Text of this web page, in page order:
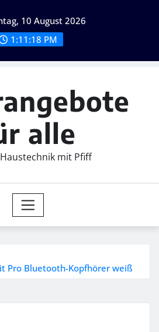
10 August 2026
1:11:19 PM
alle
mit Pfiff
Pro Bluetooth-Kopfhörer weiß